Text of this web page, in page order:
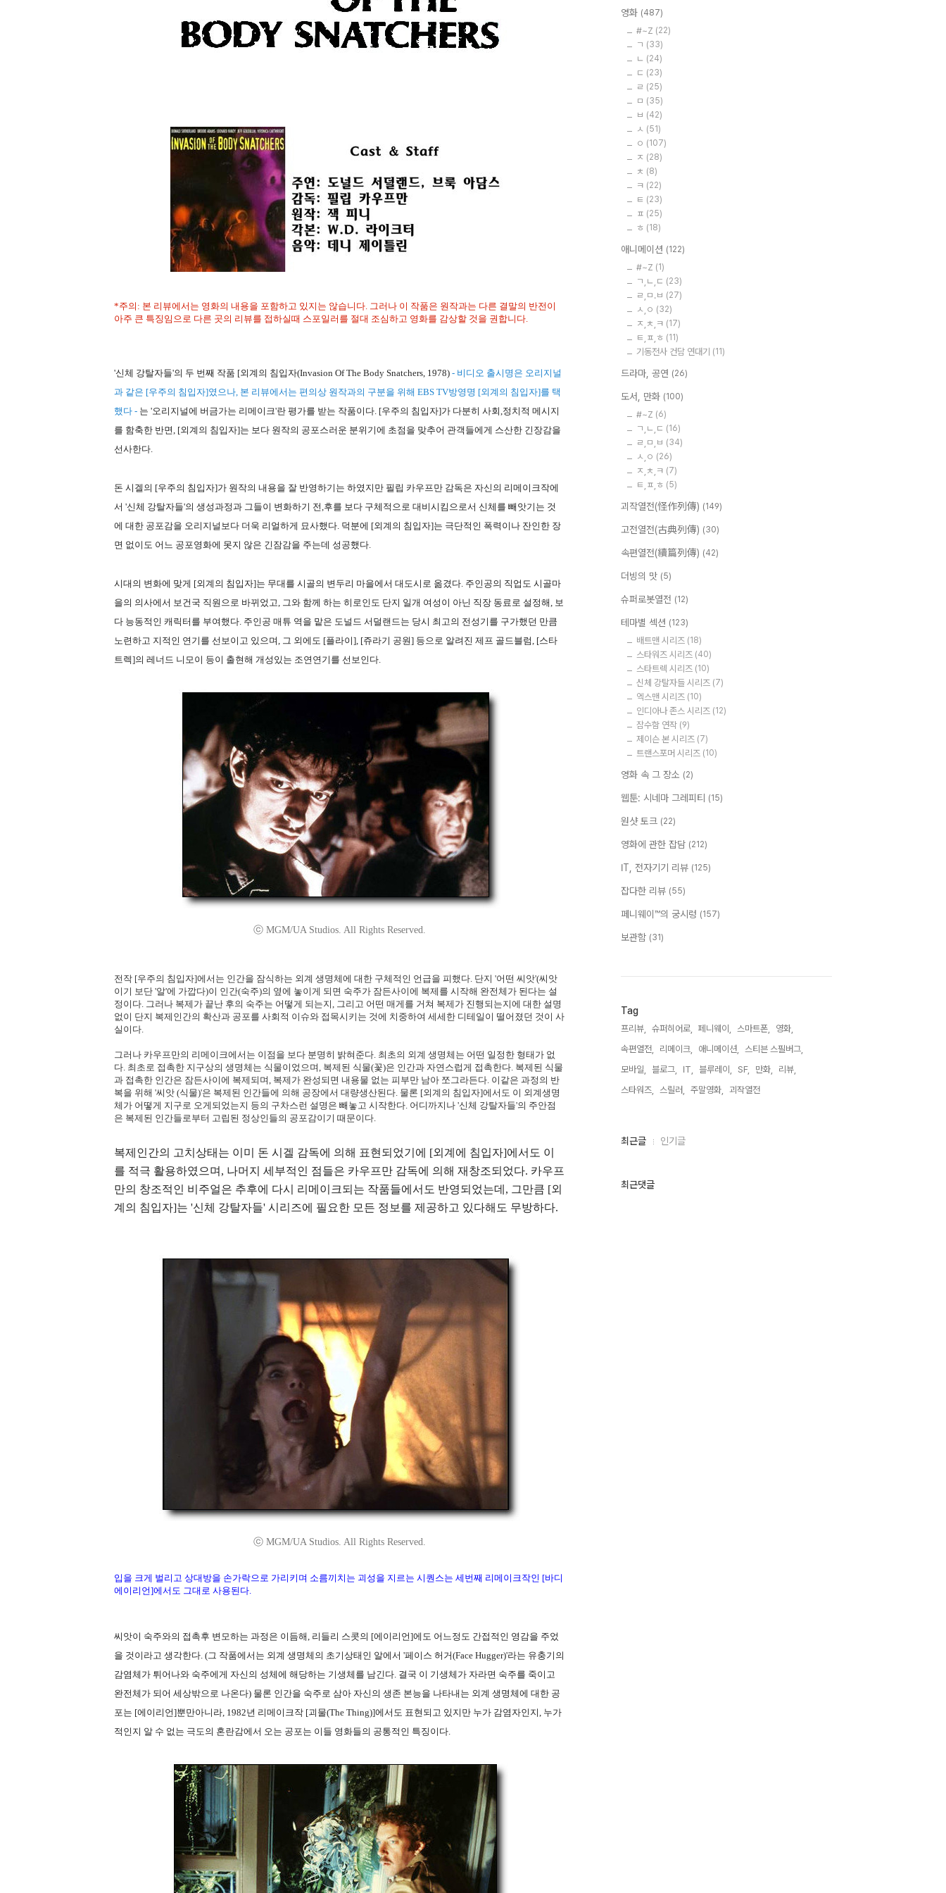
*주의: 본 리뷰에서는 영화의 내용을 포함하고 있지는 않습니다. 그러나 이 작품은 원작과는 다른 결말의 반전이
아주 큰 특징임으로 다른 곳의 리뷰를 접하실때 스포일러를 절대 조심하고 영화를 감상할 것을 권합니다.
'신체 강탈자들'의 두 번째 작품 [외계의 침입자(Invasion Of The Body Snatchers, 1978) - 비디오 출시명은 오리지널
과 같은 [우주의 침입자]였으나, 본 리뷰에서는 편의상 원작과의 구분을 위해 EBS TV방영명 [외계의 침입자]를 택
했다 - 는 '오리지널에 버금가는 리메이크'란 평가를 받는 작품이다. [우주의 침입자]가 다분히 사회,정치적 메시지
를 함축한 반면, [외계의 침입자]는 보다 원작의 공포스러운 분위기에 초점을 맞추어 관객들에게 스산한 긴장감을
선사한다.
돈 시겔의 [우주의 침입자]가 원작의 내용을 잘 반영하기는 하였지만 필립 카우프만 감독은 자신의 리메이크작에
서 '신체 강탈자들'의 생성과정과 그들이 변화하기 전,후를 보다 구체적으로 대비시킴으로서 신체를 빼앗기는 것
에 대한 공포감을 오리지널보다 더욱 리얼하게 묘사했다. 덕분에 [외계의 침입자]는 극단적인 폭력이나 잔인한 장
면 없이도 어느 공포영화에 못지 않은 긴잠감을 주는데 성공했다.
시대의 변화에 맞게 [외계의 침입자]는 무대를 시골의 변두리 마을에서 대도시로 옮겼다. 주인공의 직업도 시골마
을의 의사에서 보건국 직원으로 바뀌었고, 그와 함께 하는 히로인도 단지 일개 여성이 아닌 직장 동료로 설정해, 보
다 능동적인 캐릭터를 부여했다. 주인공 매튜 역을 맡은 도널드 서덜랜드는 당시 최고의 전성기를 구가했던 만큼
노련하고 지적인 연기를 선보이고 있으며, 그 외에도 [플라이], [쥬라기 공원] 등으로 알려진 제프 골드블럼, [스타
트렉]의 레너드 니모이 등이 출현해 개성있는 조연연기를 선보인다.
ⓒ MGM/UA Studios. All Rights Reserved.
전작 [우주의 침입자]에서는 인간을 잠식하는 외계 생명체에 대한 구체적인 언급을 피했다. 단지 '어떤 씨앗'(씨앗
이기 보단 '알'에 가깝다)이 인간(숙주)의 옆에 놓이게 되면 숙주가 잠든사이에 복제를 시작해 완전체가 된다는 설
정이다. 그러나 복제가 끝난 후의 숙주는 어떻게 되는지, 그리고 어떤 매게를 거쳐 복제가 진행되는지에 대한 설명
없이 단지 복제인간의 확산과 공포를 사회적 이슈와 접목시키는 것에 치중하여 세세한 디테일이 떨어졌던 것이 사
실이다.
그러나 카우프만의 리메이크에서는 이점을 보다 분명히 밝혀준다. 최초의 외계 생명체는 어떤 일정한 형태가 없
다. 최초로 접촉한 지구상의 생명체는 식물이었으며, 복제된 식물(꽃)은 인간과 자연스럽게 접촉한다. 복제된 식물
과 접촉한 인간은 잠든사이에 복제되며, 복제가 완성되면 내용물 없는 피부만 남아 쪼그라든다. 이같은 과정의 반
복을 위해 '씨앗 (식물)'은 복제된 인간들에 의해 공장에서 대량생산된다. 물론 [외계의 침입자]에서도 이 외계생명
체가 어떻게 지구로 오게되었는지 등의 구차스런 설명은 빼놓고 시작한다. 어디까지나 '신체 강탈자들'의 주안점
은 복제된 인간들로부터 고립된 정상인들의 공포감이기 때문이다.
복제인간의 고치상태는 이미 돈 시겔 감독에 의해 표현되었기에 [외계에 침입자]에서도 이
를 적극 활용하였으며, 나머지 세부적인 점들은 카우프만 감독에 의해 재창조되었다. 카우프
만의 창조적인 비주얼은 추후에 다시 리메이크되는 작품들에서도 반영되었는데, 그만큼 [외
계의 침입자]는 '신체 강탈자들' 시리즈에 필요한 모든 정보를 제공하고 있다해도 무방하다.
ⓒ MGM/UA Studios. All Rights Reserved.
입을 크게 벌리고 상대방을 손가락으로 가리키며 소름끼치는 괴성을 지르는 시퀀스는 세번째 리메이크작인 [바디
에이리언]에서도 그대로 사용된다.
씨앗이 숙주와의 접촉후 변모하는 과정은 이듬해, 리들리 스콧의 [에이리언]에도 어느정도 간접적인 영감을 주었
을 것이라고 생각한다. (그 작품에서는 외계 생명체의 초기상태인 알에서 '페이스 허거(Face Hugger)'라는 유충기의
감염체가 튀어나와 숙주에게 자신의 성체에 해당하는 기생체를 남긴다. 결국 이 기생체가 자라면 숙주를 죽이고
완전체가 되어 세상밖으로 나온다) 물론 인간을 숙주로 삼아 자신의 생존 본능을 나타내는 외계 생명체에 대한 공
포는 [에이리언]뿐만아니라, 1982년 리메이크작 [괴물(The Thing)]에서도 표현되고 있지만 누가 감염자인지, 누가
적인지 알 수 없는 극도의 혼란감에서 오는 공포는 이들 영화들의 공통적인 특징이다.
영화 (487)
#~Z (22)
ㄱ (33)
ㄴ (24)
ㄷ (23)
ㄹ (25)
ㅁ (35)
ㅂ (42)
ㅅ (51)
ㅇ (107)
ㅈ (28)
ㅊ (8)
ㅋ (22)
ㅌ (23)
ㅍ (25)
ㅎ (18)
애니메이션 (122)
#~Z (1)
ㄱ,ㄴ,ㄷ (23)
ㄹ,ㅁ.ㅂ (27)
ㅅ,ㅇ (32)
ㅈ,ㅊ,ㅋ (17)
ㅌ,ㅍ,ㅎ (11)
기동전사 건담 연대기 (11)
드라마, 공연 (26)
도서, 만화 (100)
#~Z (6)
ㄱ,ㄴ,ㄷ (16)
ㄹ,ㅁ,ㅂ (34)
ㅅ,ㅇ (26)
ㅈ,ㅊ,ㅋ (7)
ㅌ,ㅍ,ㅎ (5)
괴작열전(怪作列傳) (149)
고전열전(古典列傳) (30)
속편열전(續篇列傳) (42)
더빙의 맛 (5)
슈퍼로봇열전 (12)
테마별 섹션 (123)
배트맨 시리즈 (18)
스타워즈 시리즈 (40)
스타트렉 시리즈 (10)
신체 강탈자들 시리즈 (7)
엑스맨 시리즈 (10)
인디아나 존스 시리즈 (12)
잠수함 연작 (9)
제이슨 본 시리즈 (7)
트랜스포머 시리즈 (10)
영화 속 그 장소 (2)
웹툰: 시네마 그레피티 (15)
원샷 토크 (22)
영화에 관한 잡담 (212)
IT, 전자기기 리뷰 (125)
잡다한 리뷰 (55)
페니웨이™의 궁시렁 (157)
보관함 (31)
Tag
프리뷰, 슈퍼히어로, 페니웨이, 스마트폰,
영화,
속편열전,
리메이크, 애니메이션,
스티븐 스필버그,
모바일,
블로그, IT, 블루레이, SF, 만화,
리뷰,
스타워즈,
스릴러, 주말영화, 괴작열전,
최
인
최근글 인기글
최근댓글